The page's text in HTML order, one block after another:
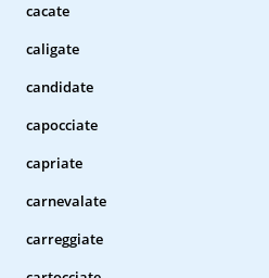
cacate
caligate
candidate
capocciate
capriate
carnevalate
carreggiate